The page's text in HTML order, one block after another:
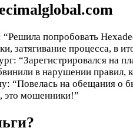
попробовать
затягивание процесса, в
“Зарегистрировался на
в нарушении правил,
“Повелась на обещания о
это мошенники!”